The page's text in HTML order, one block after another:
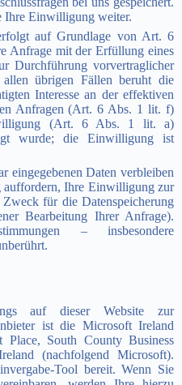
Ihre Einwilligung weiter.
auf Grundlage von Art. 6
Anfrage mit der Erfüllung eines
Durchführung vorvertraglicher
übrigen Fällen beruht die
Interesse an der effektiven
Anfragen (Art. 6 Abs. 1 lit. f)
(Art. 6 Abs. 1 lit. a)
wurde; die Einwilligung ist
Daten verbleiben
auffordern, Ihre Einwilligung zur
für die Datenspeicherung
Bearbeitung Ihrer Anfrage).
– insbesondere
auf dieser Website zur
ist die Microsoft Ireland
South County Business
(nachfolgend Microsoft).
Tool bereit. Wenn Sie